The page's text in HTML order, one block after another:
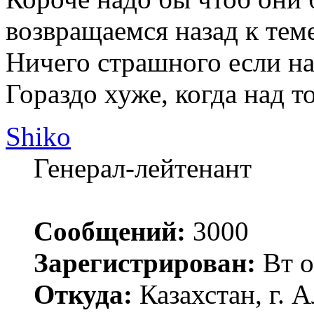
возвращаемся назад к
Ничего страшного если
Гораздо хуже, когда над
Shiko
Генерал-лейтенант
Сообщений: 3000
Зарегистрирован: Вт
Откуда: Казахстан, г.